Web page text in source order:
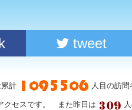
tweet
計 人目の訪
クセスです。 また昨日は